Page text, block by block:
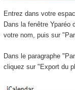
Entrez dans votre
Dans la fenêtre Yparéo
votre nom, puis sur
Dans le paragraphe
cliquez sur "Export du